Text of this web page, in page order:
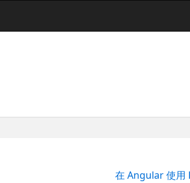
在 Angular 使